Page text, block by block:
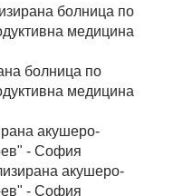
болница по
медицина
болница по
медицина
акушеро-
- София
акушеро-
- София